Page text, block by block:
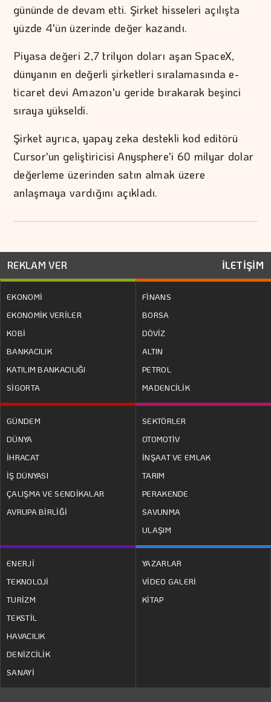
gününde de devam etti. Şirket hisseleri açılışta
yüzde 4'ün üzerinde değer kazandı.
Piyasa değeri 2,7 trilyon doları aşan SpaceX,
dünyanın en değerli şirketleri sıralamasında e-
ticaret devi Amazon'u geride bırakarak beşinci
sıraya yükseldi.
Şirket ayrıca, yapay zeka destekli kod editörü
Cursor'un geliştiricisi Anysphere'i 60 milyar dolar
değerleme üzerinden satın almak üzere
anlaşmaya vardığını açıkladı.
REKLAM VER İLETİŞİM
EKONOMİ
EKONOMİK VERİLER
KOBİ
BANKACILIK
KATILIM BANKACILIĞI
SİGORTA
FİNANS
BORSA
DÖVİZ
ALTIN
PETROL
MADENCİLİK
GÜNDEM
DÜNYA
İHRACAT
İŞ DÜNYASI
ÇALIŞMA VE SENDİKALAR
AVRUPA BİRLİĞİ
SEKTÖRLER
OTOMOTİV
İNŞAAT VE EMLAK
TARIM
PERAKENDE
SAVUNMA
ULAŞIM
ENERJİ
TEKNOLOJİ
TURİZM
TEKSTİL
HAVACILIK
DENİZCİLİK
SANAYİ
YAZARLAR
VİDEO GALERİ
KİTAP